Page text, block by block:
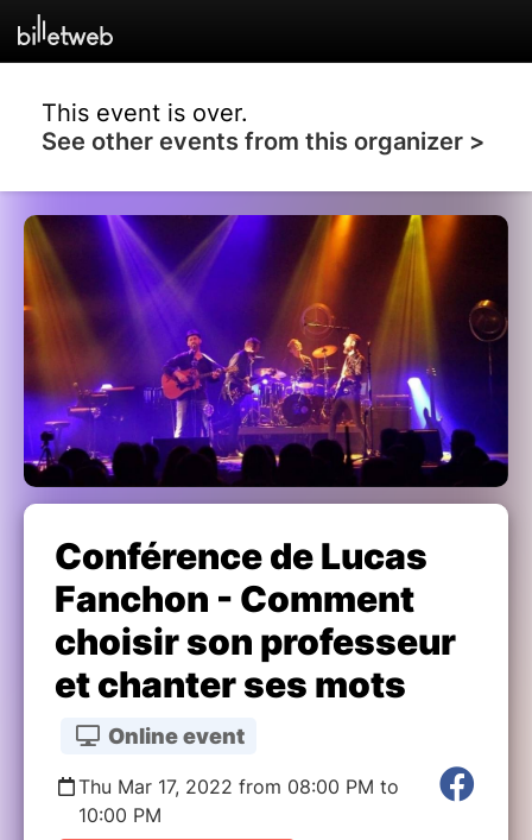
This event is over.
See other events from this organizer >
Conférence de Lucas
Fanchon - Comment
choisir son professeur
et chanter ses mots
Online event
Thu Mar 17, 2022 from 08:00 PM to
10:00 PM